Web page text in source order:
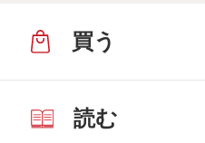
買う
読む